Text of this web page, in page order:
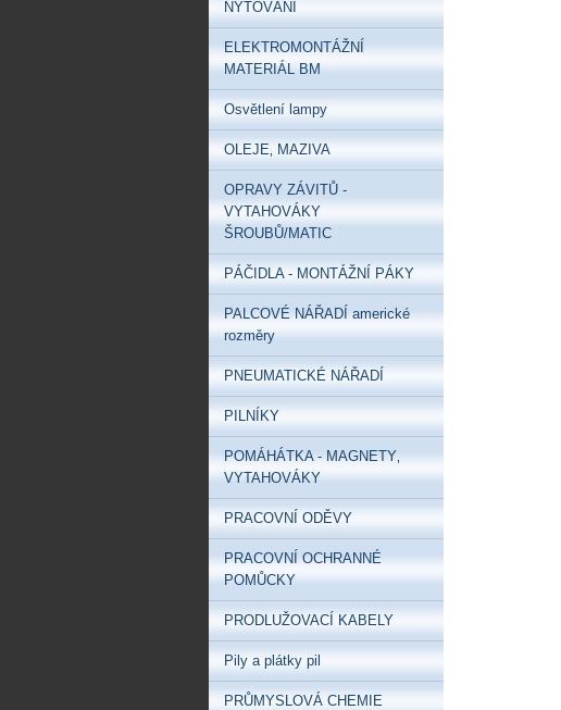
NÝTOVÁNÍ
ELEKTROMONTÁŽNÍ
MATERIÁL BM
Osvětlení lampy
OLEJE‚ MAZIVA
OPRAVY ZÁVITŮ -
VYTAHOVÁKY
ŠROUBŮ/MATIC
PÁČIDLA - MONTÁŽNÍ PÁKY
PALCOVÉ NÁŘADÍ americké
rozměry
PNEUMATICKÉ NÁŘADÍ
PILNÍKY
POMÁHÁTKA - MAGNETY‚
VYTAHOVÁKY
PRACOVNÍ ODĚVY
PRACOVNÍ OCHRANNÉ
POMŮCKY
PRODLUŽOVACÍ KABELY
Pily a plátky pil
PRŮMYSLOVÁ CHEMIE